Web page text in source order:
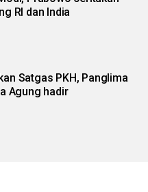
RI dan India
Satgas PKH, Panglima
Agung hadir